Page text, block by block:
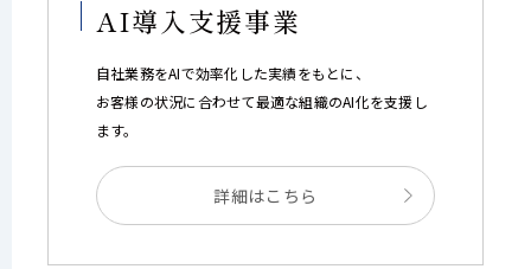
AI導入支援事業
自社業務をAIで効率化した実績をもとに、
お客様の状況に合わせて最適な組織のAI化を支援し
ます。
詳細はこちら